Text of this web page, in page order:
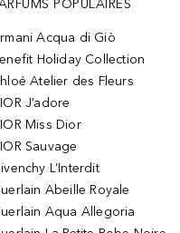
POPULAIRES
Acqua di Giò
Holiday Collection
Atelier des Fleurs
J’adore
Miss Dior
Sauvage
L’Interdit
Abeille Royale
Aqua Allegoria